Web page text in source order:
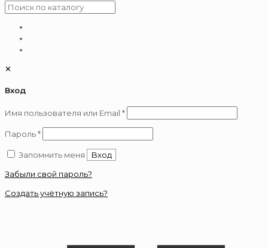
✕
Вход
Имя пользователя или Email *Обязательно
Пароль*Обязательно
Запомнить меня
Вход
Забыли свой пароль?
Создать учётную запись?